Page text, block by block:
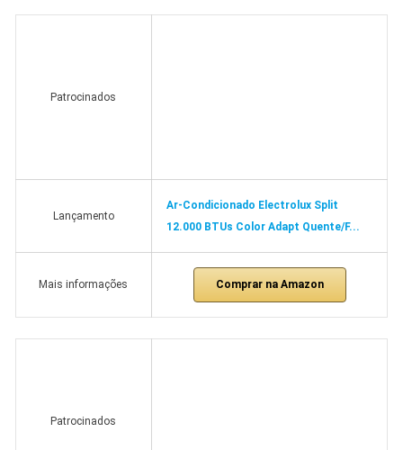
Patrocinados
Lançamento
Ar-Condicionado Electrolux Split
12.000 BTUs Color Adapt Quente/F...
Mais informações Comprar na Amazon
Patrocinados